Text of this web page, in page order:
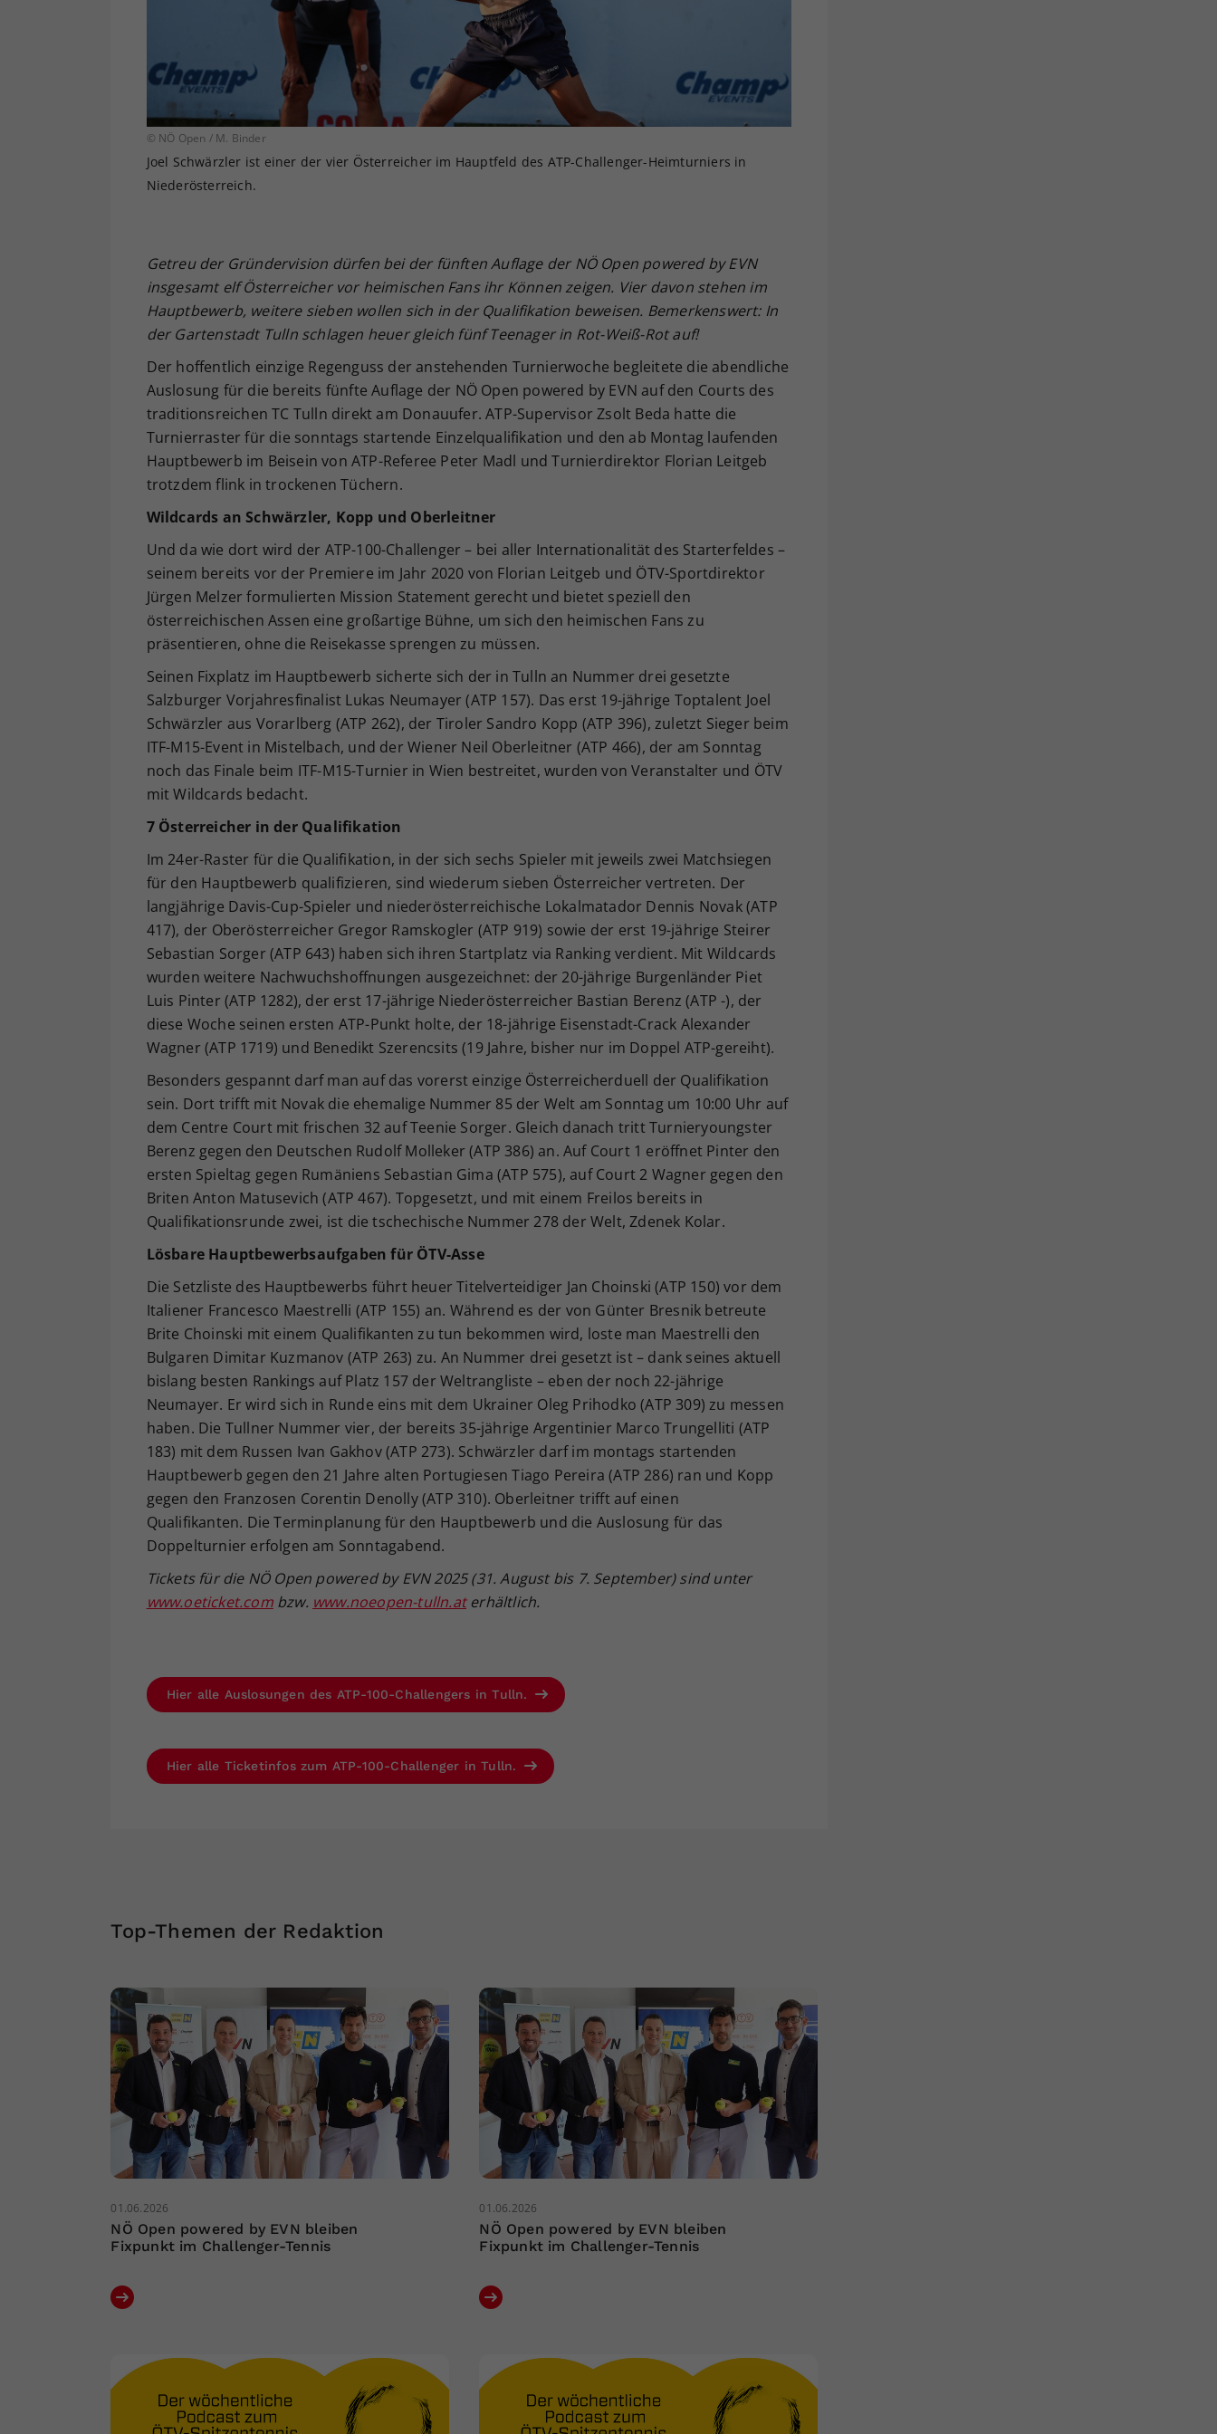
© NÖ Open / M. Binder
Joel Schwärzler ist einer der vier Österreicher im Hauptfeld des ATP-Challenger-Heimturniers in
Niederösterreich.
Getreu der Gründervision dürfen bei der fünften Auflage der NÖ Open powered by EVN
insgesamt elf Österreicher vor heimischen Fans ihr Können zeigen. Vier davon stehen im
Hauptbewerb, weitere sieben wollen sich in der Qualifikation beweisen. Bemerkenswert: In
der Gartenstadt Tulln schlagen heuer gleich fünf Teenager in Rot-Weiß-Rot auf!
Der hoffentlich einzige Regenguss der anstehenden Turnierwoche begleitete die abendliche
Auslosung für die bereits fünfte Auflage der NÖ Open powered by EVN auf den Courts des
traditionsreichen TC Tulln direkt am Donauufer. ATP-Supervisor Zsolt Beda hatte die
Turnierraster für die sonntags startende Einzelqualifikation und den ab Montag laufenden
Hauptbewerb im Beisein von ATP-Referee Peter Madl und Turnierdirektor Florian Leitgeb
trotzdem flink in trockenen Tüchern.
Wildcards an Schwärzler, Kopp und Oberleitner
Und da wie dort wird der ATP-100-Challenger – bei aller Internationalität des Starterfeldes –
seinem bereits vor der Premiere im Jahr 2020 von Florian Leitgeb und ÖTV-Sportdirektor
Jürgen Melzer formulierten Mission Statement gerecht und bietet speziell den
österreichischen Assen eine großartige Bühne, um sich den heimischen Fans zu
präsentieren, ohne die Reisekasse sprengen zu müssen.
Seinen Fixplatz im Hauptbewerb sicherte sich der in Tulln an Nummer drei gesetzte
Salzburger Vorjahresfinalist Lukas Neumayer (ATP 157). Das erst 19-jährige Toptalent Joel
Schwärzler aus Vorarlberg (ATP 262), der Tiroler Sandro Kopp (ATP 396), zuletzt Sieger beim
ITF-M15-Event in Mistelbach, und der Wiener Neil Oberleitner (ATP 466), der am Sonntag
noch das Finale beim ITF-M15-Turnier in Wien bestreitet, wurden von Veranstalter und ÖTV
mit Wildcards bedacht.
7 Österreicher in der Qualifikation
Im 24er-Raster für die Qualifikation, in der sich sechs Spieler mit jeweils zwei Matchsiegen
für den Hauptbewerb qualifizieren, sind wiederum sieben Österreicher vertreten. Der
langjährige Davis-Cup-Spieler und niederösterreichische Lokalmatador Dennis Novak (ATP
417), der Oberösterreicher Gregor Ramskogler (ATP 919) sowie der erst 19-jährige Steirer
Sebastian Sorger (ATP 643) haben sich ihren Startplatz via Ranking verdient. Mit Wildcards
wurden weitere Nachwuchshoffnungen ausgezeichnet: der 20-jährige Burgenländer Piet
Luis Pinter (ATP 1282), der erst 17-jährige Niederösterreicher Bastian Berenz (ATP -), der
diese Woche seinen ersten ATP-Punkt holte, der 18-jährige Eisenstadt-Crack Alexander
Wagner (ATP 1719) und Benedikt Szerencsits (19 Jahre, bisher nur im Doppel ATP-gereiht).
Besonders gespannt darf man auf das vorerst einzige Österreicherduell der Qualifikation
sein. Dort trifft mit Novak die ehemalige Nummer 85 der Welt am Sonntag um 10:00 Uhr auf
dem Centre Court mit frischen 32 auf Teenie Sorger. Gleich danach tritt Turnieryoungster
Berenz gegen den Deutschen Rudolf Molleker (ATP 386) an. Auf Court 1 eröffnet Pinter den
ersten Spieltag gegen Rumäniens Sebastian Gima (ATP 575), auf Court 2 Wagner gegen den
Briten Anton Matusevich (ATP 467). Topgesetzt, und mit einem Freilos bereits in
Qualifikationsrunde zwei, ist die tschechische Nummer 278 der Welt, Zdenek Kolar.
Lösbare Hauptbewerbsaufgaben für ÖTV-Asse
Die Setzliste des Hauptbewerbs führt heuer Titelverteidiger Jan Choinski (ATP 150) vor dem
Italiener Francesco Maestrelli (ATP 155) an. Während es der von Günter Bresnik betreute
Brite Choinski mit einem Qualifikanten zu tun bekommen wird, loste man Maestrelli den
Bulgaren Dimitar Kuzmanov (ATP 263) zu. An Nummer drei gesetzt ist – dank seines aktuell
bislang besten Rankings auf Platz 157 der Weltrangliste – eben der noch 22-jährige
Neumayer. Er wird sich in Runde eins mit dem Ukrainer Oleg Prihodko (ATP 309) zu messen
haben. Die Tullner Nummer vier, der bereits 35-jährige Argentinier Marco Trungelliti (ATP
183) mit dem Russen Ivan Gakhov (ATP 273). Schwärzler darf im montags startenden
Hauptbewerb gegen den 21 Jahre alten Portugiesen Tiago Pereira (ATP 286) ran und Kopp
gegen den Franzosen Corentin Denolly (ATP 310). Oberleitner trifft auf einen
Qualifikanten. Die Terminplanung für den Hauptbewerb und die Auslosung für das
Doppelturnier erfolgen am Sonntagabend.
Tickets für die NÖ Open powered by EVN 2025 (31. August bis 7. September) sind unter
www.oeticket.combzw. www.noeopen-tulln.aterhältlich.
Hier alle Auslosungen des ATP-100-Challengers in Tulln.
Hier alle Ticketinfos zum ATP-100-Challenger in Tulln.
Top-Themen der Redaktion
01.06.2026
NÖ Open powered by EVN bleiben
Fixpunkt im Challenger-Tennis
01.06.2026
NÖ Open powered by EVN bleiben
Fixpunkt im Challenger-Tennis
Ihrer vorgenommen Einstellungen, falls der
Webseiten-Betreiber dies eingestellt hat.